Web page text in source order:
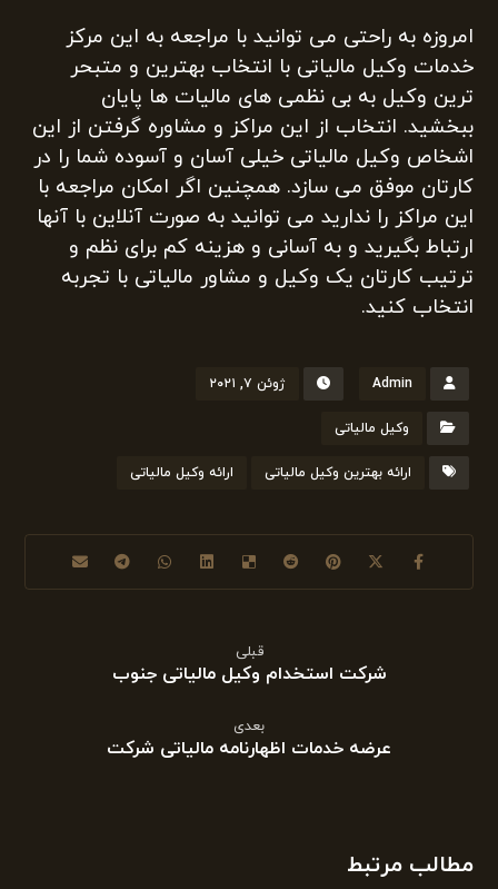
امروزه به راحتی می توانید با مراجعه به این مرکز
خدمات وکیل مالیاتی با انتخاب بهترین و متبحر
ترین وکیل به بی نظمی های مالیات ها پایان
ببخشید. انتخاب از این مراکز و مشاوره گرفتن از این
اشخاص وکیل مالیاتی خیلی آسان و آسوده شما را در
کارتان موفق می سازد. همچنین اگر امکان مراجعه با
این مراکز را ندارید می توانید به صورت آنلاین با آنها
ارتباط بگیرید و به آسانی و هزینه کم برای نظم و
ترتیب کارتان یک وکیل و مشاور مالیاتی با تجربه
انتخاب کنید.
Admin ژوئن ۷, ۲۰۲۱
وکیل مالیاتی
ارائه بهترین وکیل مالیاتی ارائه وکیل مالیاتی
قبلی
شرکت استخدام وکیل مالیاتی جنوب
بعدی
عرضه خدمات اظهارنامه مالیاتی شرکت
مطالب مرتبط